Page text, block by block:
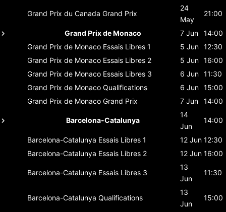
Grand Prix du Canada Grand Prix
24
May
21:00
Grand Prix de Monaco 7 Jun
14:00
Grand Prix de Monaco Essais Libres 1 5 Jun 12:30
Grand Prix de Monaco Essais Libres 2 5 Jun 16:00
Grand Prix de Monaco Essais Libres 3 6 Jun 11:30
Grand Prix de Monaco Qualifications 6 Jun 15:00
Grand Prix de Monaco Grand Prix 7 Jun 14:00
Barcelona-Catalunya
14
Jun
14:00
Barcelona-Catalunya Essais Libres 1 12 Jun 12:30
Barcelona-Catalunya Essais Libres 2 12 Jun 16:00
Barcelona-Catalunya Essais Libres 3
13
Jun
11:30
Barcelona-Catalunya Qualifications
13
Jun
15:00